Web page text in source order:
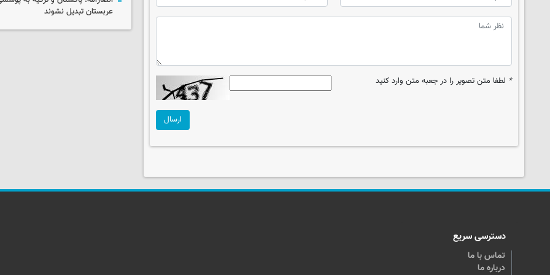
* لطفا متن تصویر را در جعبه متن وارد کنید
ارسال
عربستان تبدیل نشوند
دسترسی سریع
تماس با ما
درباره ما